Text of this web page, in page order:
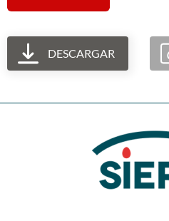
DESCARGAR